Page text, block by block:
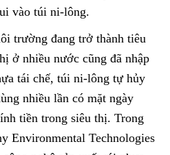
vào túi ni-lông.
trường đang trở thành tiêu
ở nhiều nước cũng đã nhập
tái chế, túi ni-lông tự hủy
nhiều lần có mặt ngày
tiền trong siêu thị. Trong
Environmental Technologies